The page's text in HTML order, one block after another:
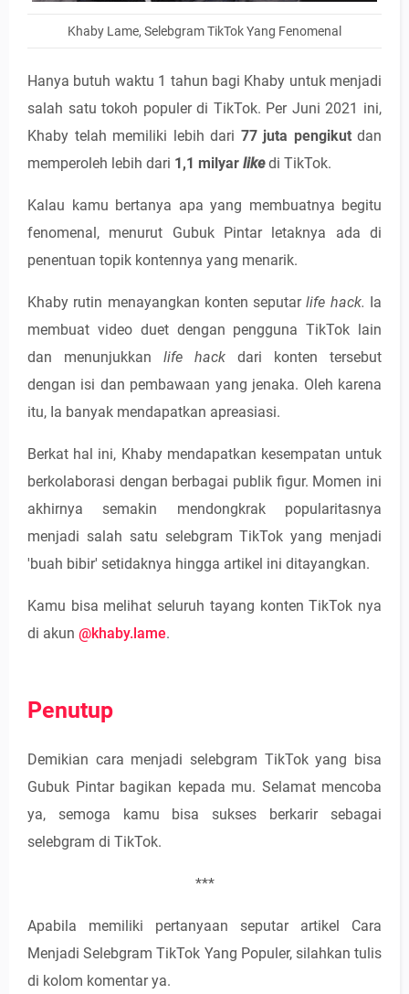
Khaby Lame, Selebgram TikTok Yang Fenomenal
Hanya butuh waktu 1 tahun bagi Khaby untuk menjadi
salah satu tokoh populer di TikTok. Per Juni 2021 ini,
Khaby telah memiliki lebih dari 77 juta pengikutdan
memperoleh lebih dari 1,1 milyar like di TikTok.
Kalau kamu bertanya apa yang membuatnya begitu
fenomenal, menurut Gubuk Pintar letaknya ada di
penentuan topik kontennya yang menarik.
Khaby rutin menayangkan konten seputarlife hack. Ia
membuat video duet dengan pengguna TikTok lain
dan menunjukkan life hack dari konten tersebut
dengan isi dan pembawaan yang jenaka. Oleh karena
itu, Ia banyak mendapatkan apreasiasi.
Berkat hal ini, Khaby mendapatkan kesempatan untuk
berkolaborasi dengan berbagai publik figur. Momen ini
akhirnya semakin mendongkrak popularitasnya
menjadi salah satu selebgram TikTok yang menjadi
'buah bibir' setidaknya hingga artikel ini ditayangkan.
Kamu bisa melihat seluruh tayang konten TikTok nya
di akun @khaby.lame.
Penutup
Demikian cara menjadi selebgram TikTok yang bisa
Gubuk Pintar bagikan kepada mu. Selamat mencoba
ya, semoga kamu bisa sukses berkarir sebagai
selebgram di TikTok.
***
Apabila memiliki pertanyaan seputar artikel Cara
Menjadi Selebgram TikTok Yang Populer, silahkan tulis
di kolom komentar ya.